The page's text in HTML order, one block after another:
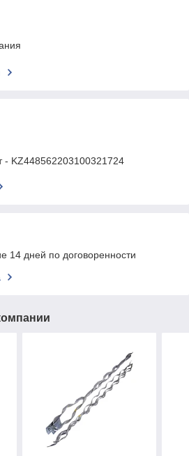
- KZ448562203100321724
14 дней по договоренности